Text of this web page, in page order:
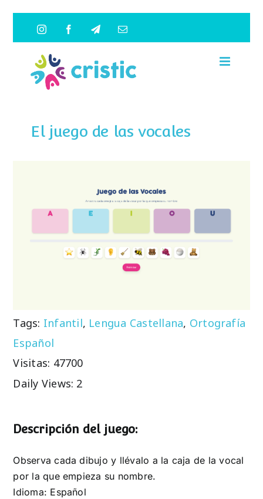
contenido
InstagramFacebookTelegramCorreo
El juego de las vocales
Tags: Infantil, Lengua Castellana, Ortografía
Español
Visitas: 47700
Daily Views: 2
Descripción del juego:
Observa cada dibujo y llévalo a la caja de la vocal
por la que empieza su nombre.
Idioma: Español